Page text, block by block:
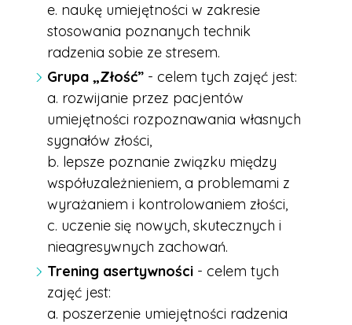
e. naukę umiejętności w zakresie
stosowania poznanych technik
radzenia sobie ze stresem.
Grupa „Złość” - celem tych zajęć jest:
a. rozwijanie przez pacjentów
umiejętności rozpoznawania własnych
sygnałów złości,
b. lepsze poznanie związku między
współuzależnieniem, a problemami z
wyrażaniem i kontrolowaniem złości,
c. uczenie się nowych, skutecznych i
nieagresywnych zachowań.
Trening asertywności - celem tych
zajęć jest:
a. poszerzenie umiejętności radzenia